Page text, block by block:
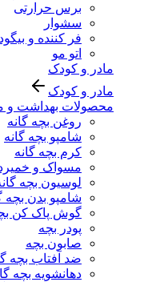
برس حرارتی
سشوار
فر کننده و
اتو مو
مادر و کودک
مادر و کودک
محصولات بهداشت و
روغن بچه گانه
شامپو بچه گانه
کرم بچه گانه
مسواک و
لوسیون بچه
شامپو بدن بچه
گوش پاک کن
پودر بچه
صابون بچه
ضد آفتاب بچه
دهانشویه بچه